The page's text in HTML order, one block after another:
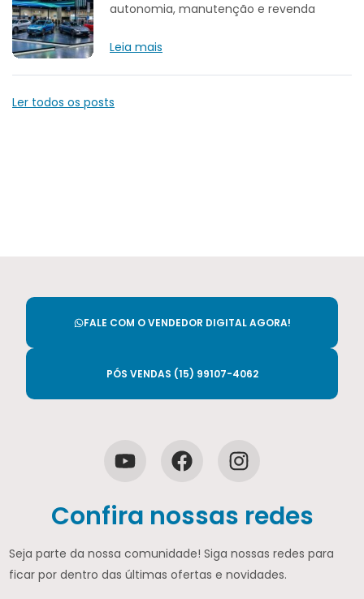
autonomia, manutenção e revenda
Leia mais
Ler todos os posts
FALE COM O VENDEDOR DIGITAL AGORA!
PÓS VENDAS (15) 99107-4062
Confira nossas redes
Seja parte da nossa comunidade! Siga nossas redes para
ficar por dentro das últimas ofertas e novidades.